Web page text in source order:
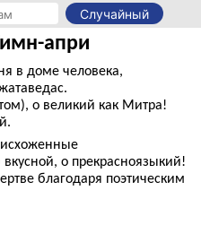
Случайный
апри
в доме человека,
о великий как Митра!
о прекрасноязыкий!
благодаря поэтическим